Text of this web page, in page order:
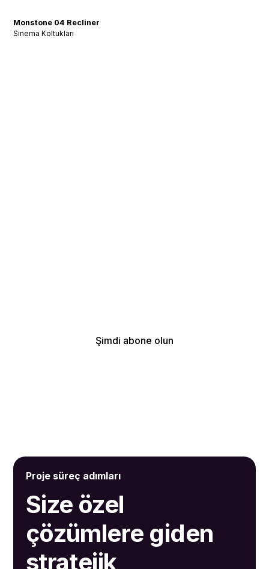
Monstone 04 Recliner
Sinema Koltukları
Proje süreç adımları
Size özel
çözümlere giden
stratejik